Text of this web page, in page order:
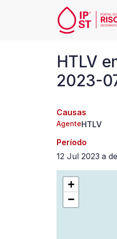
Passar para o conteúdo
Zelândia,
desde
2023-
HTLV
2023-
Causas
AgenteHTLV
Período
12 Jul 2023 a
+
−